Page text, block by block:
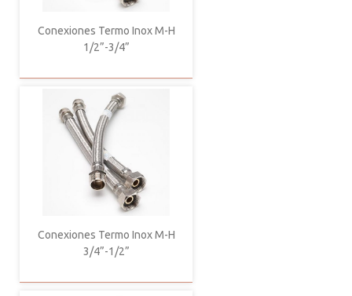
Conexiones Termo Inox M-H
1/2”-3/4”
Conexiones Termo Inox M-H
3/4”-1/2”